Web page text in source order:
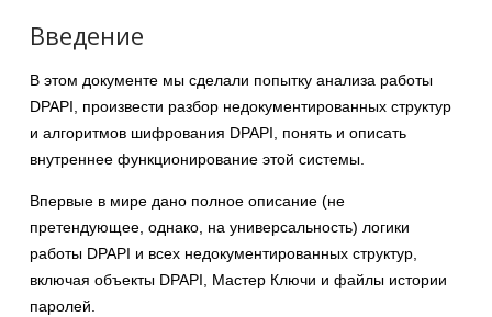
Введение
В этом документе мы сделали попытку анализа работы
DPAPI, произвести разбор недокументированных структур
и алгоритмов шифрования DPAPI, понять и описать
внутреннее функционирование этой системы.
Впервые в мире дано полное описание (не
претендующее, однако, на универсальность) логики
работы DPAPI и всех недокументированных структур,
включая объекты DPAPI, Мастер Ключи и файлы истории
паролей.